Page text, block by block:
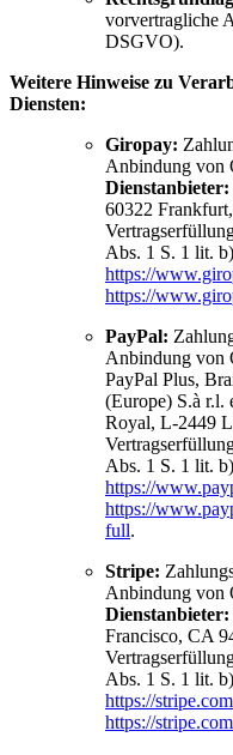
vorvertragliche
DSGVO).
Weitere Hinweise zu
Diensten:
Giropay:
Anbindung von
Dienstanbieter:
60322
Abs. 1 S. 1 lit.
https://
https://
PayPal:
Anbindung von
PayPal Plus,
(Europe) S.à r.l.
Royal, L-2449
Abs. 1 S. 1 lit.
https://
https://
full.
Stripe:
Anbindung von
Dienstanbieter:
Francisco, CA
Abs. 1 S. 1 lit.
https://stripe.com
https://